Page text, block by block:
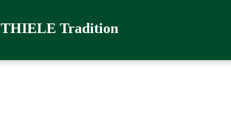
THIELE Tradition